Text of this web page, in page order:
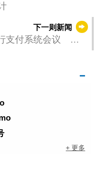
下一则新闻
支付系统会议 持
+ 更多